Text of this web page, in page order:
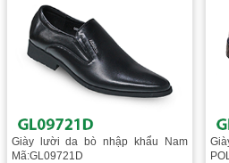
Giày lười da bò nhập khẩu Nam
Mã:GL09721D